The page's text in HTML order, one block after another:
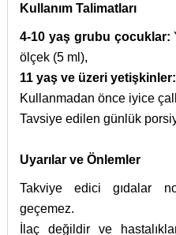
Kullanım Talimatları
4-10 yaş grubu çocuklar:
ölçek (5 ml),
11 yaş ve üzeri yetişkinler:
Kullanmadan önce iyice
Tavsiye edilen günlük
Uyarılar ve Önlemler
Takviye edici gıdalar
geçemez.
İlaç değildir ve